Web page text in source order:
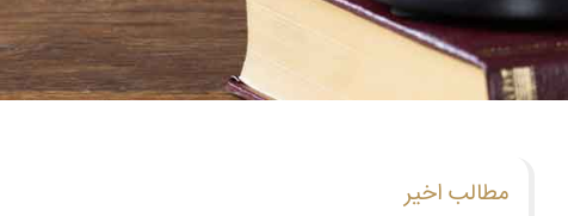
مطالب اخیر